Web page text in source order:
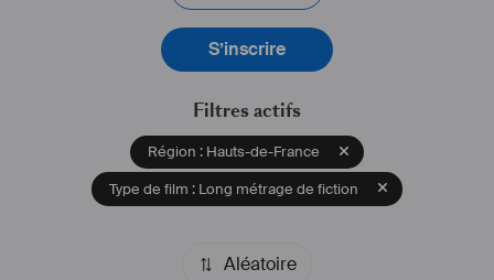
S’inscrire
Filtres actifs
Région : Hauts-de-France
Type de film : Long métrage de fiction
Aléatoire